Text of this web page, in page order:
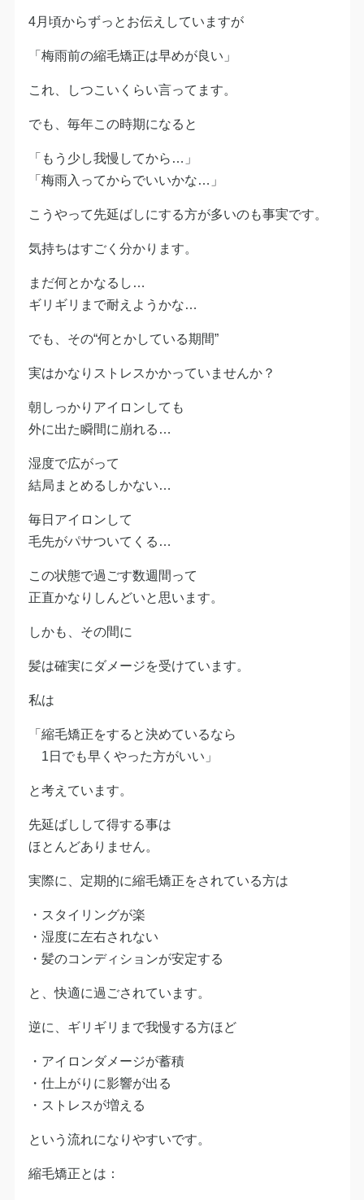
4月頃からずっとお伝えしていますが
「梅雨前の縮毛矯正は早めが良い」
これ、しつこいくらい言ってます。
でも、毎年この時期になると
「もう少し我慢してから…」
「梅雨入ってからでいいかな…」
こうやって先延ばしにする方が多いのも事実です。
気持ちはすごく分かります。
まだ何とかなるし…
ギリギリまで耐えようかな…
でも、その“何とかしている期間”
実はかなりストレスかかっていませんか？
朝しっかりアイロンしても
外に出た瞬間に崩れる…
湿度で広がって
結局まとめるしかない…
毎日アイロンして
毛先がパサついてくる…
この状態で過ごす数週間って
正直かなりしんどいと思います。
しかも、その間に
髪は確実にダメージを受けています。
私は
「縮毛矯正をすると決めているなら
1日でも早くやった方がいい」
と考えています。
先延ばしして得する事は
ほとんどありません。
実際に、定期的に縮毛矯正をされている方は
・スタイリングが楽
・湿度に左右されない
・髪のコンディションが安定する
と、快適に過ごされています。
逆に、ギリギリまで我慢する方ほど
・アイロンダメージが蓄積
・仕上がりに影響が出る
・ストレスが増える
という流れになりやすいです。
縮毛矯正とは：